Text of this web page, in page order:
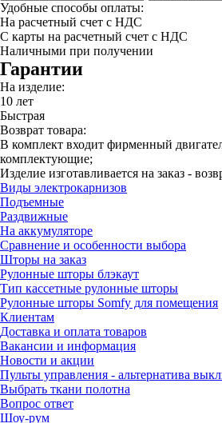
Удобные способы оплаты:
На расчетный счет с НДС
С карты на расчетный счет с НДС
Наличными при получении
Гарантии
На изделие:
10 лет
Быстрая
Возврат товара:
В комплект входит фирменный
комплектующие;
Изделие изготавливается на заказ -
Виды электрокарнизов
Подъемные
Раздвижные
На аккумуляторе
Сравнение и особенности выбора
Шторы на заказ
Рулонные шторы блэкаут
Тип кассетные рулонные шторы
Рулонные шторы Somfy для помещения
Клиентам
Доставка и оплата товаров
Вакансии и информация
Новости и акции
Пульты управления - альтернатива
Выбрать ткани полотна
Вопрос ответ
Шоу-рум